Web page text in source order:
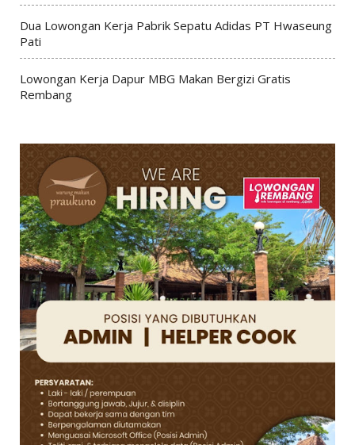
Dua Lowongan Kerja Pabrik Sepatu Adidas PT Hwaseung
Pati
Lowongan Kerja Dapur MBG Makan Bergizi Gratis
Rembang